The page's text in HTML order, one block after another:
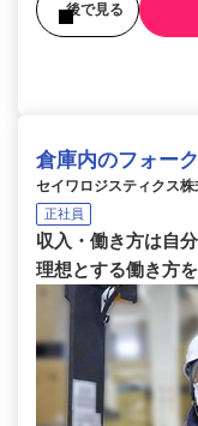
後で見る
倉庫内のフォー
セイワロジスティクス
正社員
収入・働き方は自
理想とする働き方